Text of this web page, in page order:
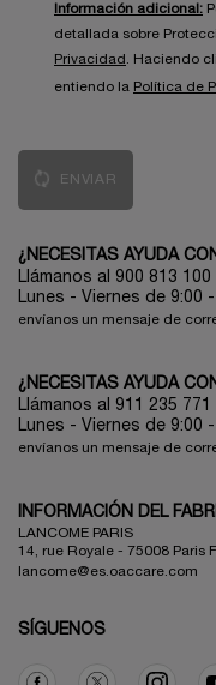
Información adicional:
detallada sobre
Privacidad
. Haciendo
entiendo la Política de
ENVIAR
¿NECESITAS AYUDA
Llámanos al 900 813 100
Lunes - Viernes de 9:00 -
envíanos un mensaje de
¿NECESITAS AYUDA
Llámanos al 911 235 771
Lunes - Viernes de 9:00
envíanos un mensaje de
INFORMACIÓN DEL
LANCOME PARIS
14, rue Royale - 75008 Paris
lancome@es.oaccare.com
SÍGUENOS